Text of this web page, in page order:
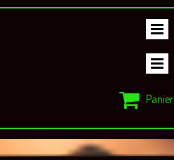
 Panier